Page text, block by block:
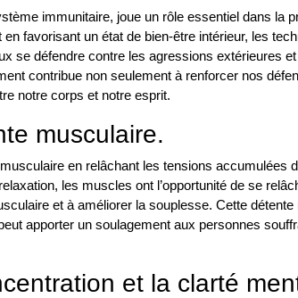
immunitaire, joue un rôle essentiel dans la
favorisant un état de bien-être intérieur, les
se défendre contre les agressions extérieures
contribue non seulement à renforcer nos
notre corps et notre esprit.
musculaire.
en relâchant les tensions accumulées
les muscles ont l’opportunité de se
et à améliorer la souplesse. Cette
apporter un soulagement aux personnes
et la clarté